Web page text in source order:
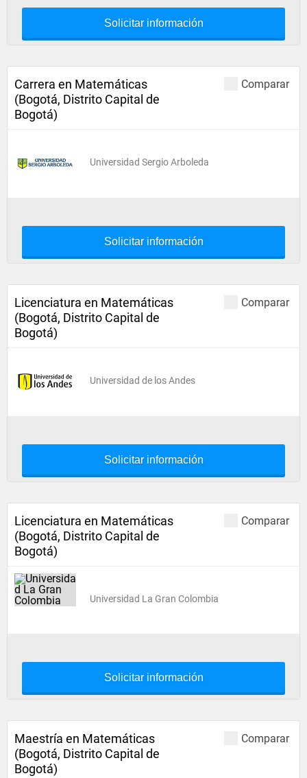
Solicitar información
Comparar
Carrera en Matemáticas
(Bogotá, Distrito Capital de
Bogotá)
Universidad Sergio Arboleda
Solicitar información
Comparar
Licenciatura en Matemáticas
(Bogotá, Distrito Capital de
Bogotá)
Universidad de los Andes
Solicitar información
Comparar
Licenciatura en Matemáticas
(Bogotá, Distrito Capital de
Bogotá)
Universidad La Gran Colombia
Solicitar información
Comparar
Maestría en Matemáticas
(Bogotá, Distrito Capital de
Bogotá)